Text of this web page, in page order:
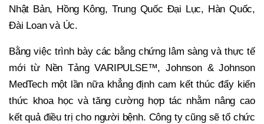
Nhật Bản, Hồng Kông, Trung Quốc Đại Lục, Hàn Quốc,
Đài Loan và Úc.
Bằng việc trình bày các bằng chứng lâm sàng và thực tế
mới từ Nền Tảng VARIPULSE™, Johnson & Johnson
MedTech một lần nữa khẳng định cam kết thúc đẩy kiến
thức khoa học và tăng cường hợp tác nhằm nâng cao
kết quả điều trị cho người bệnh. Công ty cũng sẽ tổ chức